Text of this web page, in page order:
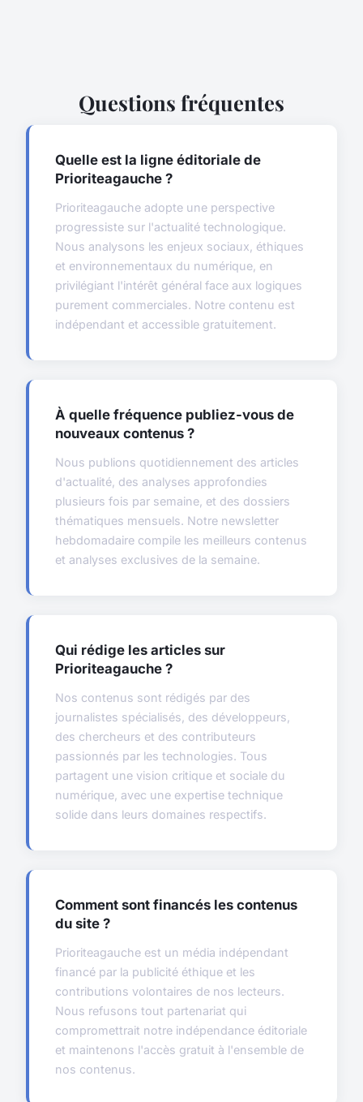
Questions fréquentes
Quelle est la ligne éditoriale de
Prioriteagauche ?
Prioriteagauche adopte une perspective
progressiste sur l'actualité technologique.
Nous analysons les enjeux sociaux, éthiques
et environnementaux du numérique, en
privilégiant l'intérêt général face aux logiques
purement commerciales. Notre contenu est
indépendant et accessible gratuitement.
À quelle fréquence publiez-vous de
nouveaux contenus ?
Nous publions quotidiennement des articles
d'actualité, des analyses approfondies
plusieurs fois par semaine, et des dossiers
thématiques mensuels. Notre newsletter
hebdomadaire compile les meilleurs contenus
et analyses exclusives de la semaine.
Qui rédige les articles sur
Prioriteagauche ?
Nos contenus sont rédigés par des
journalistes spécialisés, des développeurs,
des chercheurs et des contributeurs
passionnés par les technologies. Tous
partagent une vision critique et sociale du
numérique, avec une expertise technique
solide dans leurs domaines respectifs.
Comment sont financés les contenus
du site ?
Prioriteagauche est un média indépendant
financé par la publicité éthique et les
contributions volontaires de nos lecteurs.
Nous refusons tout partenariat qui
compromettrait notre indépendance éditoriale
et maintenons l'accès gratuit à l'ensemble de
nos contenus.